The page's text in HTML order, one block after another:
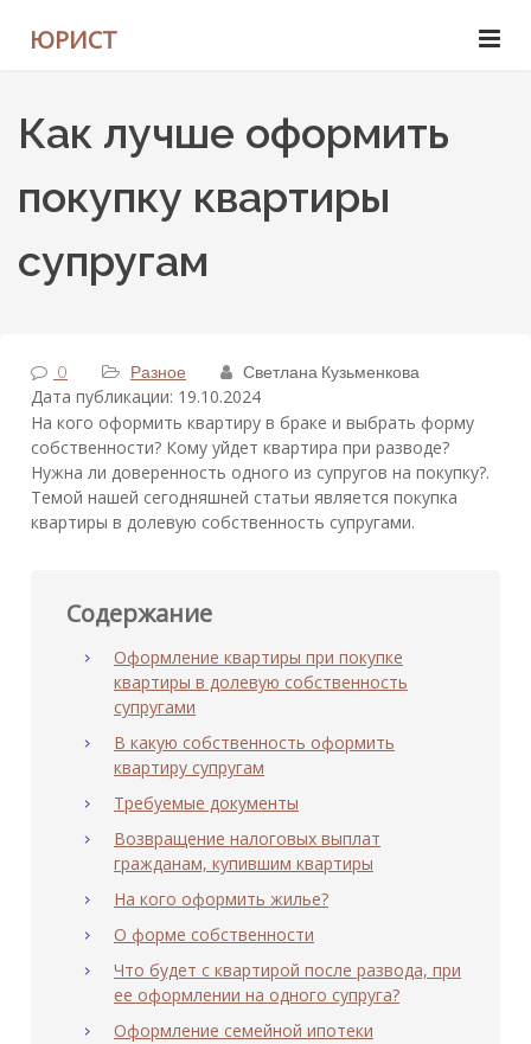
ЮРИСТ
Как лучше оформить
покупку квартиры
супругам
0 Разное Светлана Кузьменкова
Дата публикации: 19.10.2024
На кого оформить квартиру в браке и выбрать форму
собственности? Кому уйдет квартира при разводе?
Нужна ли доверенность одного из супругов на покупку?.
Темой нашей сегодняшней статьи является покупка
квартиры в долевую собственность супругами.
Содержание
Оформление квартиры при покупке
квартиры в долевую собственность
супругами
В какую собственность оформить
квартиру супругам
Требуемые документы
Возвращение налоговых выплат
гражданам, купившим квартиры
На кого оформить жилье?
О форме собственности
Что будет с квартирой после развода, при
ее оформлении на одного супруга?
Оформление семейной ипотеки